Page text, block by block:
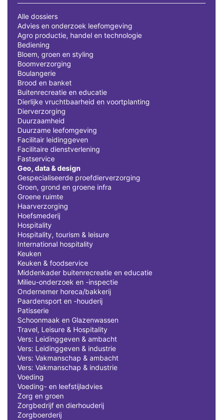
Alle dossiers
Advies en onderzoek leefomgeving
Agro productie, handel en technologie
Bediening
Bloem, groen en styling
Boomverzorging
Boulangerie
Brood en banket
Buitenrecreatie en educatie
Dierlijke vruchtbaarheid en voortplanting
Dierverzorging
Duurzaamheid
Duurzame leefomgeving
Facilitair leidinggeven
Facilitaire dienstverlening
Fastservice
Geo, data & design
Gespecialiseerde proefdierverzorging
Groen, grond en groene infra
Groene ruimte
Haarverzorging
Hoefsmederij
Hospitality
Hospitality, tourism & leisure
International hospitality
Keuken
Keuken & foodservice
Middenkader buitenrecreatie en educatie
Milieu-onderzoek en -inspectie
Ondernemer horeca/bakkerij
Paardensport en -houderij
Patisserie
Schoonmaak en Glazenwassen
Travel, Leisure & Hospitality
Vers: Leidinggeven & ambacht
Vers: Leidinggeven & industrie
Vers: Vakmanschap & ambacht
Vers: Vakmanschap & industrie
Voeding
Voeding- en leefstijladvies
Zorg en groen
Zorgbedrijf en dierhouderij
Zorgboerderij